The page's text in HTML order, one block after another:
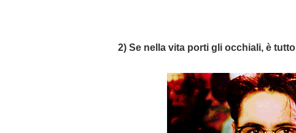
2) Se nella vita porti gli occhiali, è